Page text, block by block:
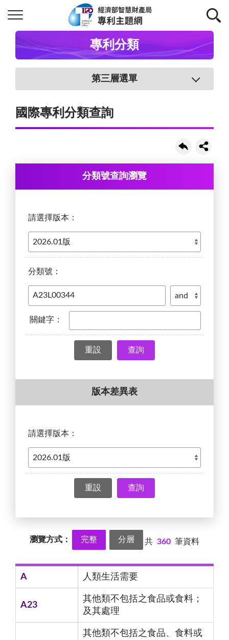
專利分類
第三層選單
國際專利分類查詢
分類號查詢瀏覽
請選擇版本：
分類號：
關鍵字：
查詢
版本差異表
請選擇版本：
查詢
瀏覽方式： 完整 分層 共 360 筆資料
A 人類生活需要
A23
其他類不包括之食品或食料；
及其處理
其他類不包括之食品、食料或